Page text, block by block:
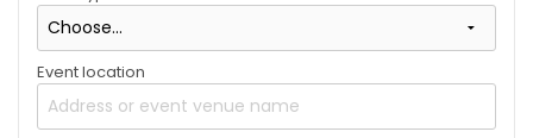
Event location